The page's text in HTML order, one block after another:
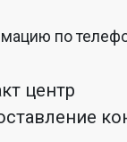
по
центр